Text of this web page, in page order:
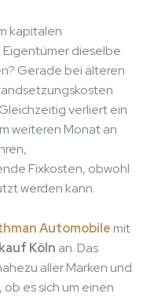
kapitalen
dieselbe
Gerade bei älteren
verliert ein
weiteren Monat an
Fixkosten, obwohl
werden kann.
Automobile mit
Köln an. Das
aller Marken und
es sich um einen